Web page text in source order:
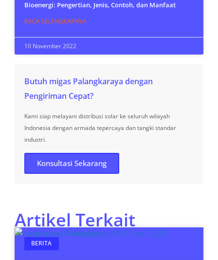
Bioenergi: Pengertian, Jenis, Contoh, dan Manfaat
BACA SELENGKAPNYA
10 November 2022
Butuh migas Palangkaraya dengan
Pengiriman Cepat?
Kami siap melayani distribusi solar ke seluruh wilayah
Indonesia dengan armada tepercaya dan tangki standar
industri.
Konsultasi Sekarang
Artikel Terkait
BERITA